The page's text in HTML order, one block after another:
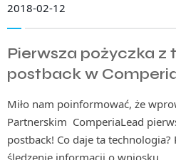
2018-02-12
Pierwsza pożyczka z
postback w
Miło nam poinformować, że
Partnerskim ComperiaLead
postback! Co daje ta
śledzenie informacji o wniosku…